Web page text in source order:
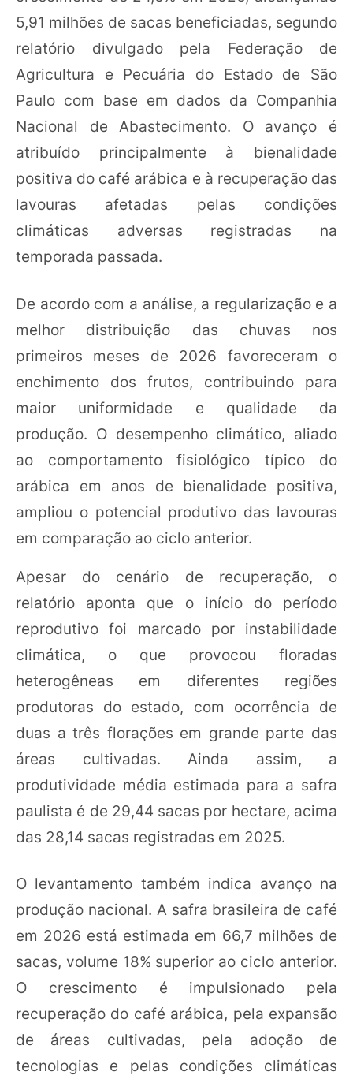
5,91 milhões de sacas beneficiadas, segundo
relatório divulgado pela Federação de
Agricultura e Pecuária do Estado de São
Paulo com base em dados da Companhia
Nacional de Abastecimento. O avanço é
atribuído principalmente à bienalidade
positiva do café arábica e à recuperação das
lavouras afetadas pelas condições
climáticas adversas registradas na
temporada passada.
De acordo com a análise, a regularização e a
melhor distribuição das chuvas nos
primeiros meses de 2026 favoreceram o
enchimento dos frutos, contribuindo para
maior uniformidade e qualidade da
produção. O desempenho climático, aliado
ao comportamento fisiológico típico do
arábica em anos de bienalidade positiva,
ampliou o potencial produtivo das lavouras
em comparação ao ciclo anterior.
Apesar do cenário de recuperação, o
relatório aponta que o início do período
reprodutivo foi marcado por instabilidade
climática, o que provocou floradas
heterogêneas em diferentes regiões
produtoras do estado, com ocorrência de
duas a três florações em grande parte das
áreas cultivadas. Ainda assim, a
produtividade média estimada para a safra
paulista é de 29,44 sacas por hectare, acima
das 28,14 sacas registradas em 2025.
O levantamento também indica avanço na
produção nacional. A safra brasileira de café
em 2026 está estimada em 66,7 milhões de
sacas, volume 18% superior ao ciclo anterior.
O crescimento é impulsionado pela
recuperação do café arábica, pela expansão
de áreas cultivadas, pela adoção de
tecnologias e pelas condições climáticas